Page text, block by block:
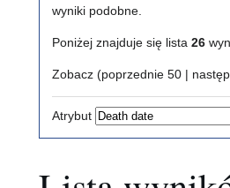
wyniki podobne.
Poniżej znajduje się lista 26
Zobacz (poprzednie 50 |
Atrybut